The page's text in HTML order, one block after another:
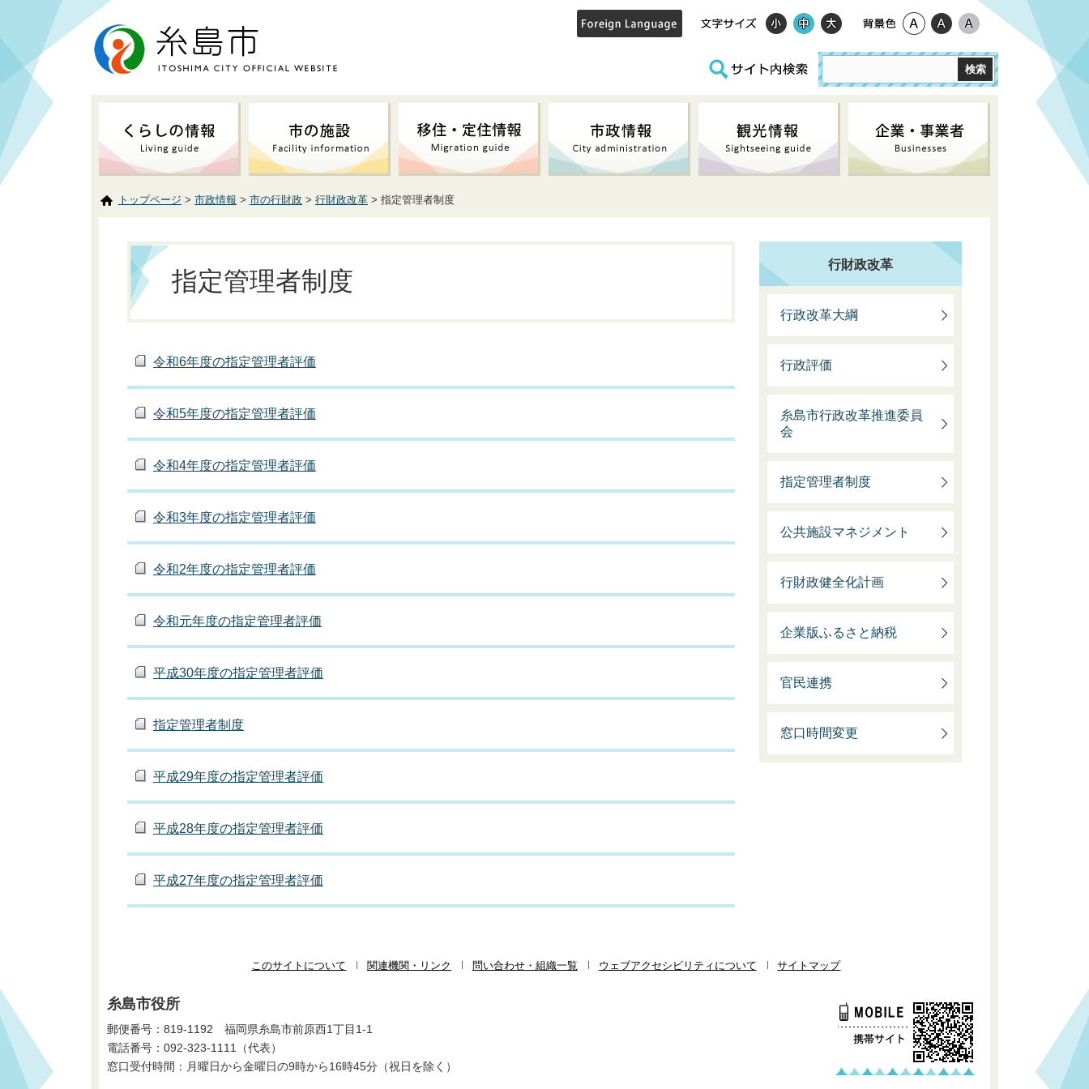
トップページ > 市政情報 > 市の行財政 > 行財政改革 > 指定管理者制度
指定管理者制度
令和6年度の指定管理者評価
令和5年度の指定管理者評価
令和4年度の指定管理者評価
令和3年度の指定管理者評価
令和2年度の指定管理者評価
令和元年度の指定管理者評価
平成30年度の指定管理者評価
指定管理者制度
平成29年度の指定管理者評価
平成28年度の指定管理者評価
平成27年度の指定管理者評価
行財政改革
行政改革大綱
行政評価
糸島市行政改革推進委員
会
指定管理者制度
公共施設マネジメント
行財政健全化計画
企業版ふるさと納税
官民連携
窓口時間変更
このサイトについて 関連機関・リンク 問い合わせ・組織一覧 ウェブアクセシビリティについて サイトマップ
糸島市役所
郵便番号：819-1192 福岡県糸島市前原西1丁目1-1
電話番号： 092-323-1111
（代表）
窓口受付時間：月曜日から金曜日の9時から16時45分（祝日を除く）